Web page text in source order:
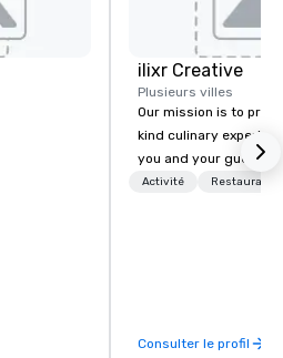
ilixr Creative
Plusieurs villes
Our mission is to
kind culinary
you and your guests
memories and
catering industry.
Activité Restauration
Consulter le profil